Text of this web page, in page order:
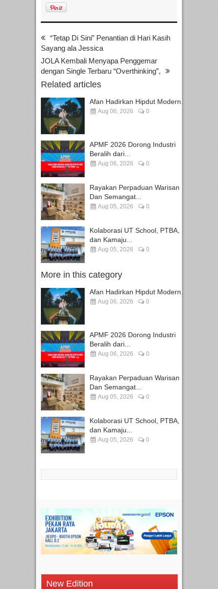
“Tetap Di Sini” Penantian di Hari Kasih
Sayang ala Jessica
JOLA Kembali Menyapa Penggemar
dengan Single Terbaru “Overthinking”,
Related articles
Afan Hadirkan Hipdut Modern...
Aug 06, 2026 0
APMF 2026 Dorong Industri
Beralih dari...
Aug 06, 2026 0
Rayakan Perpaduan Warisan
Dan Semangat...
Aug 05, 2026 0
Kolaborasi UT School, PTBA,
dan Kamaju...
Aug 05, 2026 0
More in this category
Afan Hadirkan Hipdut Modern...
Aug 06, 2026 0
APMF 2026 Dorong Industri
Beralih dari...
Aug 06, 2026 0
Rayakan Perpaduan Warisan
Dan Semangat...
Aug 05, 2026 0
Kolaborasi UT School, PTBA,
dan Kamaju...
Aug 05, 2026 0
New Edition